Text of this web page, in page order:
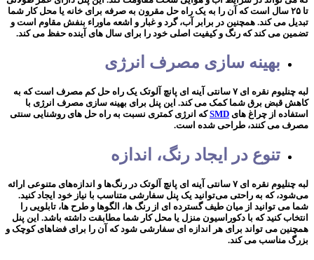
تا ۲۵ سال است که آن را به یک راه حل مقرون به صرفه برای خانه یا محل کار شما
تبدیل می کند. همچنین در برابر آب، گرد و غبار و اشعه ماوراء بنفش مقاوم است و
تضمین می کند که رنگ و کیفیت اصلی خود را برای سال های آینده حفظ می کند.
بهینه سازی مصرف انرژی
لبه چنلیوم نقره ای ۷ سانتی آینه ای پانچ آلوتک یک راه حل کم مصرف است که به
کاهش قبض برق شما کمک می کند. این پنل برای بهینه سازی مصرف انرژی با
استفاده از چراغ های SMDکه انرژی کمتری نسبت به راه حل های روشنایی سنتی
مصرف می کنند، طراحی شده است.
تنوع در ایجاد رنگ، اندازه
لبه چنلیوم نقره ای ۷ سانتی آینه ای پانچ آلوتک در رنگ‌ها و اندازه‌های متنوعی ارائه
می‌شود، که به راحتی می‌توانید یک پنل سفارشی متناسب با نیاز خود ایجاد کنید.
شما می توانید از میان طیف گسترده ای از رنگ ها، الگوها و طرح ها، تابلویی را
انتخاب کنید که با دکوراسیون منزل یا محل کار شما مطابقت داشته باشد. این پنل
همچنین می تواند برای هر اندازه ای سفارشی شود که آن را برای فضاهای کوچک و
بزرگ مناسب می کند.